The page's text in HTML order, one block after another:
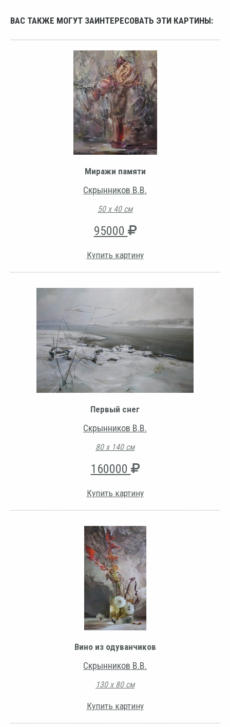
ВАС ТАКЖЕ МОГУТ ЗАИНТЕРЕСОВАТЬ ЭТИ КАРТИНЫ:
Миражи памяти
Скрынников В.В.
50 х 40 см
95000
Купить картину
Первый снег
Скрынников В.В.
80 х 140 см
160000
Купить картину
Вино из одуванчиков
Скрынников В.В.
130 х 80 см
Купить картину